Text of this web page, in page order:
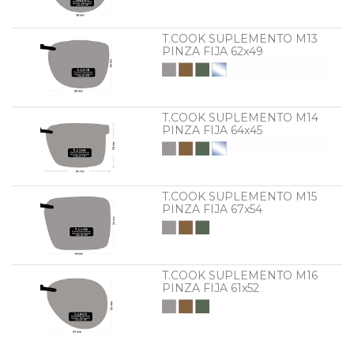
T.COOK SUPLEMENTO M13
PINZA FIJA 62x49
T.COOK SUPLEMENTO M14
PINZA FIJA 64x45
T.COOK SUPLEMENTO M15
PINZA FIJA 67x54
T.COOK SUPLEMENTO M16
PINZA FIJA 61x52